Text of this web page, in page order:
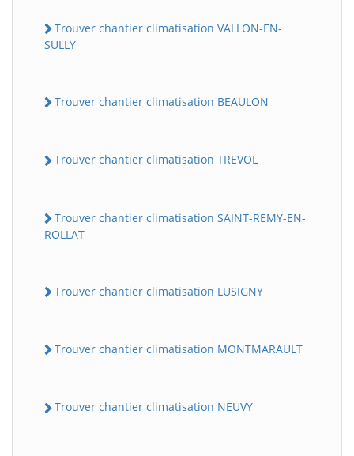
Trouver chantier climatisation VALLON-EN-
SULLY
Trouver chantier climatisation BEAULON
Trouver chantier climatisation TREVOL
Trouver chantier climatisation SAINT-REMY-EN-
ROLLAT
Trouver chantier climatisation LUSIGNY
Trouver chantier climatisation MONTMARAULT
Trouver chantier climatisation NEUVY